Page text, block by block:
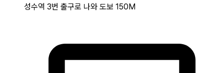
성수역 3번 출구로 나와 도보 150M